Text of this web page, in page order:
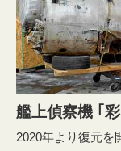
艦上偵察機 ｢
2020年より復元を